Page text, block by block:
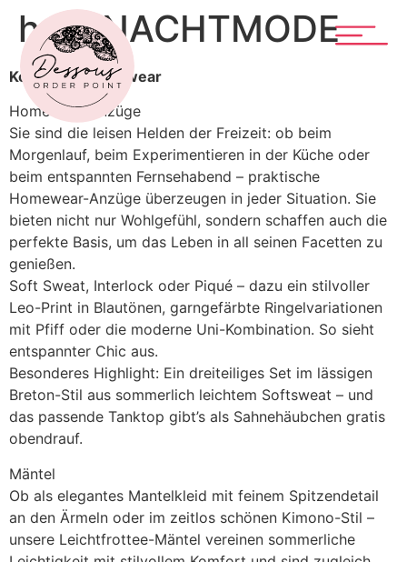
hajo NACHTMODE
Kollektion Homewear
Homewear-Anzüge
Sie sind die leisen Helden der Freizeit: ob beim
Morgenlauf, beim Experimentieren in der Küche oder
beim entspannten Fernsehabend – praktische
Homewear-Anzüge überzeugen in jeder Situation. Sie
bieten nicht nur Wohlgefühl, sondern schaffen auch die
perfekte Basis, um das Leben in all seinen Facetten zu
genießen.
Soft Sweat, Interlock oder Piqué – dazu ein stilvoller
Leo-Print in Blautönen, garngefärbte Ringelvariationen
mit Pfiff oder die moderne Uni-Kombination. So sieht
entspannter Chic aus.
Besonderes Highlight: Ein dreiteiliges Set im lässigen
Breton-Stil aus sommerlich leichtem Softsweat – und
das passende Tanktop gibt’s als Sahnehäubchen gratis
obendrauf.
Mäntel
Ob als elegantes Mantelkleid mit feinem Spitzendetail
an den Ärmeln oder im zeitlos schönen Kimono-Stil –
unsere Leichtfrottee-Mäntel vereinen sommerliche